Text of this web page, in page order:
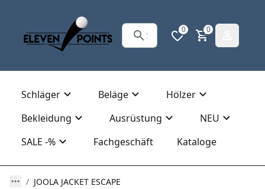
0 0
Schläger Beläge
Hölzer
Bekleidung
Ausrüstung
NEU
SALE -%
Fachgeschäft Kataloge
JOOLA JACKET ESCAPE